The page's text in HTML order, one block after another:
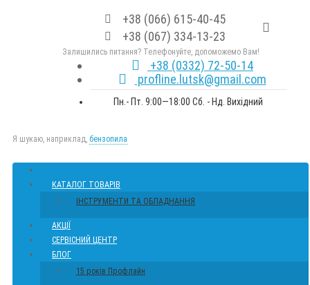
+38 (066) 615-40-45
+38 (067) 334-13-23
Залишились питання? Телефонуйте, допоможемо Вам!
+38 (0332) 72-50-14
profline.lutsk@gmail.com
Пн.- Пт. 9:00—18:00 Сб. - Нд. Вихідний
Я шукаю, наприклад, бензопила
КАТАЛОГ ТОВАРІВ
ІНСТРУМЕНТИ ТА ОБЛАДНАННЯ
АКЦІЇ
СЕРВІСНИЙ ЦЕНТР
БЛОГ
15 років Профлайн